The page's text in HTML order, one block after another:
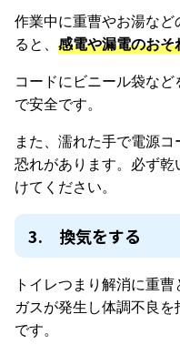
作業中に重曹やお湯な
ると、 感電や漏電のお
コードにビニール袋な
で安全です。
また、濡れた手で電源
恐れがあります。必ず
けてください。
3. 換気をする
トイレつまり解消に重
ガスが発生し体調不良
です。